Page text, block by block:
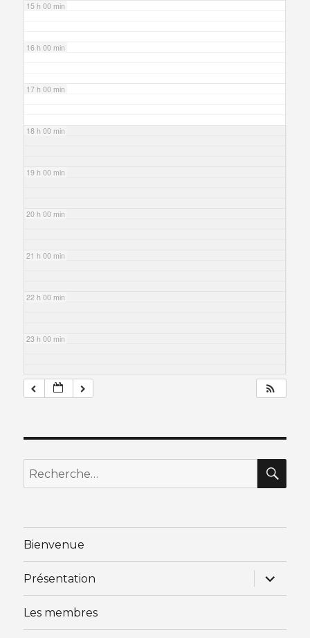
15 h 00 min
16 h 00 min
17 h 00 min
18 h 00 min
19 h 00 min
20 h 00 min
21 h 00 min
22 h 00 min
23 h 00 min
Recherche
pour
Bienvenue
Présentation
ouvrir
le
sous-
Les membres